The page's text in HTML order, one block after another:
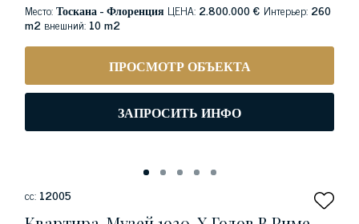
Место:Тоскана - Флоренция ЦЕНА: 2.800.000 € Интерьер: 260
m2 внешний: 10 m2
ПРОСМОТР ОБЪЕКТА
ЗАПРОСИТЬ ИНФО
сс: 12005